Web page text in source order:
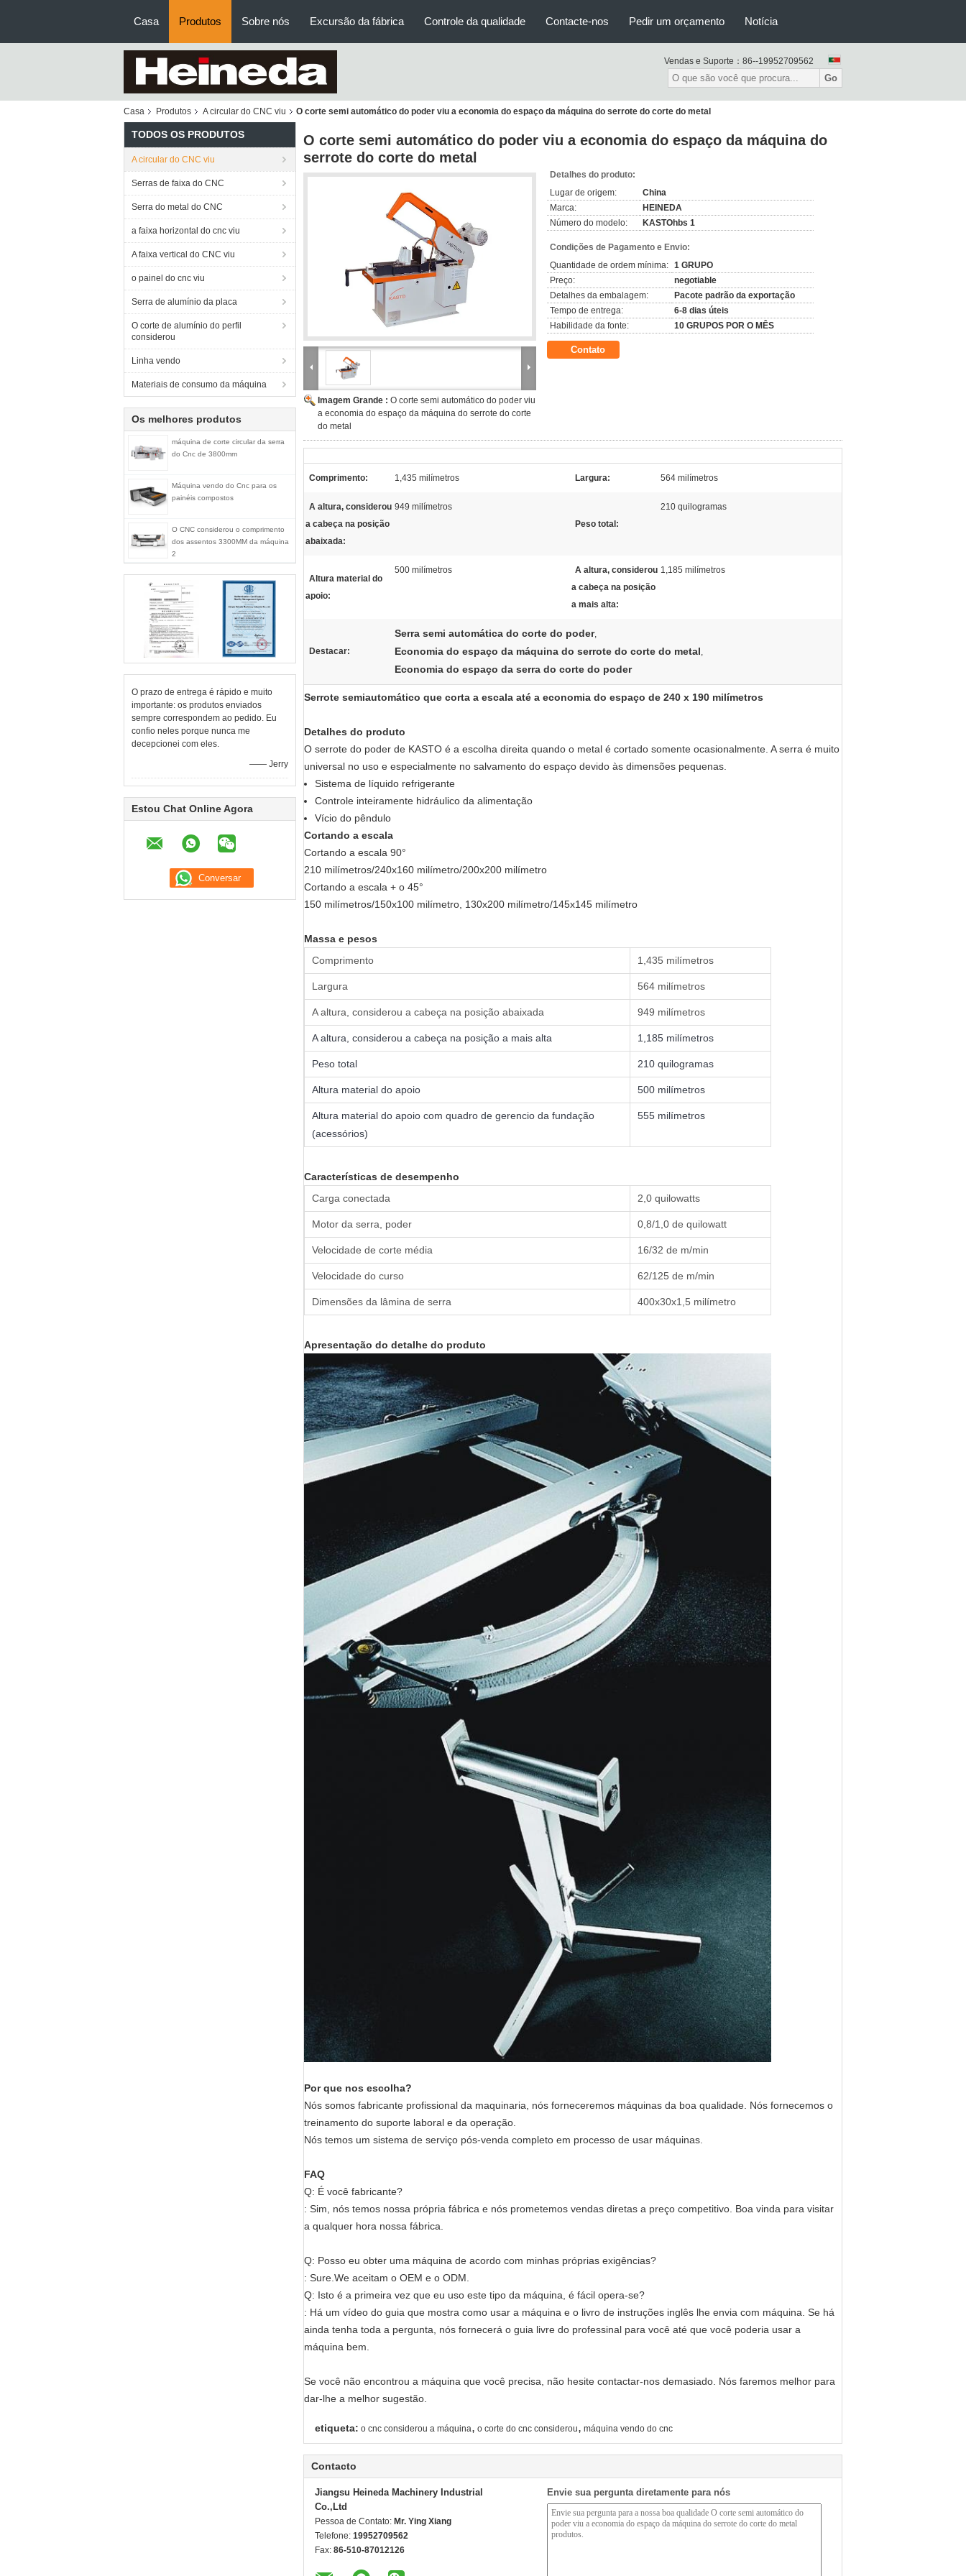
Casa Produtos Sobre nós Excursão da fábrica Controle da qualidade Contacte-nos Pedir um orçamento Notícia
Vendas e Suporte： 86--19952709562
Go
Casa Produtos A circular do CNC viu O corte semi automático do poder viu a economia do espaço da máquina do serrote do corte do metal
TODOS OS PRODUTOS
A circular do CNC viu
Serras de faixa do CNC
Serra do metal do CNC
a faixa horizontal do cnc viu
A faixa vertical do CNC viu
o painel do cnc viu
Serra de alumínio da placa
O corte de alumínio do perfil
considerou
Linha vendo
Materiais de consumo da máquina
Os melhores produtos
máquina de corte circular da serra
do Cnc de 3800mm
Máquina vendo do Cnc para os
painéis compostos
O CNC considerou o comprimento
dos assentos 3300MM da máquina
2
O prazo de entrega é rápido e muito
importante: os produtos enviados
sempre correspondem ao pedido. Eu
confio neles porque nunca me
decepcionei com eles.
—— Jerry
Estou Chat Online Agora
O corte semi automático do poder viu a economia do espaço da máquina do
serrote do corte do metal
Imagem Grande : O corte semi automático do poder viu
a economia do espaço da máquina do serrote do corte
do metal
Detalhes do produto:
Lugar de origem:
China
Marca:
HEINEDA
Número do modelo:
KASTOhbs 1
Condições de Pagamento e Envio:
Quantidade de ordem mínima: 1 GRUPO
Preço:
negotiable
Detalhes da embalagem:
Pacote padrão da exportação
Tempo de entrega:
6-8 dias úteis
Habilidade da fonte:
10 GRUPOS POR O MÊS
Contato
Comprimento: 1,435 milímetros Largura: 564 milímetros
A altura, considerou
a cabeça na posição
abaixada:
949 milímetros
Peso total:
210 quilogramas
Altura material do
apoio:
500 milímetros
A altura, considerou
a cabeça na posição
a mais alta:
1,185 milímetros
Destacar:
Serra semi automática do corte do poder,
Economia do espaço da máquina do serrote do corte do metal,
Economia do espaço da serra do corte do poder
Serrote semiautomático que corta a escala até a economia do espaço de 240 x 190 milímetros
Detalhes do produto
O serrote do poder de KASTO é a escolha direita quando o metal é cortado somente ocasionalmente. A serra é muito
universal no uso e especialmente no salvamento do espaço devido às dimensões pequenas.
Sistema de líquido refrigerante
Controle inteiramente hidráulico da alimentação
Vício do pêndulo
Cortando a escala
Cortando a escala 90°
210 milímetros/240x160 milímetro/200x200 milímetro
Cortando a escala + o 45°
150 milímetros/150x100 milímetro, 130x200 milímetro/145x145 milímetro
Massa e pesos
Comprimento
1,435 milímetros
Largura 564 milímetros
A altura, considerou a cabeça na posição abaixada 949 milímetros
A altura, considerou a cabeça na posição a mais alta 1,185 milímetros
Peso total 210 quilogramas
Altura material do apoio 500 milímetros
Altura material do apoio com quadro de gerencio da fundação
(acessórios)
555 milímetros
Características de desempenho
Carga conectada
2,0 quilowatts
Motor da serra, poder 0,8/1,0 de quilowatt
Velocidade de corte média 16/32 de m/min
Velocidade do curso 62/125 de m/min
Dimensões da lâmina de serra 400x30x1,5 milímetro
Apresentação do detalhe do produto
Por que nos escolha?
Nós somos fabricante profissional da maquinaria, nós forneceremos máquinas da boa qualidade. Nós fornecemos o
treinamento do suporte laboral e da operação.
Nós temos um sistema de serviço pós-venda completo em processo de usar máquinas.
FAQ
Q: É você fabricante?
: Sim, nós temos nossa própria fábrica e nós prometemos vendas diretas a preço competitivo. Boa vinda para visitar
a qualquer hora nossa fábrica.
Q: Posso eu obter uma máquina de acordo com minhas próprias exigências?
: Sure.We aceitam o OEM e o ODM.
Q: Isto é a primeira vez que eu uso este tipo da máquina, é fácil opera-se?
: Há um vídeo do guia que mostra como usar a máquina e o livro de instruções inglês lhe envia com máquina. Se há
ainda tenha toda a pergunta, nós fornecerá o guia livre do professinal para você até que você poderia usar a
máquina bem.
Se você não encontrou a máquina que você precisa, não hesite contactar-nos demasiado. Nós faremos melhor para
dar-lhe a melhor sugestão.
etiqueta: o cnc considerou a máquina, o corte do cnc considerou, máquina vendo do cnc
Contacto
Jiangsu Heineda Machinery Industrial
Co.,Ltd
Pessoa de Contato: Mr. Ying Xiang
Telefone: 19952709562
Fax: 86-510-87012126
Envie sua pergunta diretamente para nós